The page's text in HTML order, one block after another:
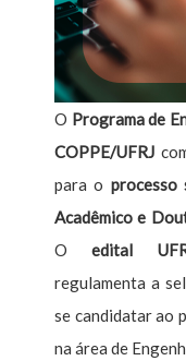
O Programa de
COPPE/UFRJ
para o processo
Acadêmico e
Oedital
regulamenta a
se candidatar ao
na área de